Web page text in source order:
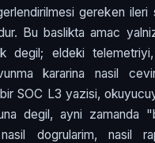
gereken
Bu baslikta amac
degil; eldeki
kararina nasil
SOC L3 yazisi,
degil, ayni zamanda
dogrularim, nasil